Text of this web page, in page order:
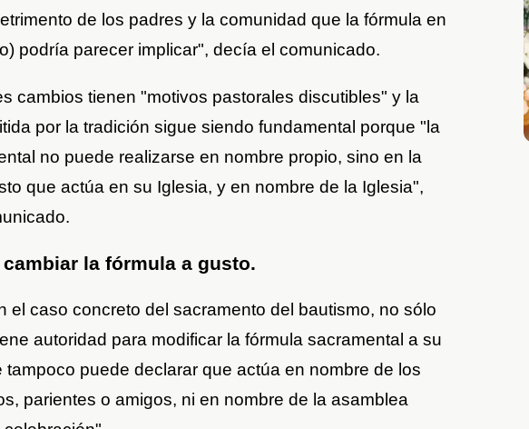
de los padres y la comunidad que la fórmula en
podría parecer implicar", decía el comunicado.
cambios tienen "motivos pastorales discutibles" y la
por la tradición sigue siendo fundamental porque "la
no puede realizarse en nombre propio, sino en la
que actúa en su Iglesia, y en nombre de la Iglesia",
cambiar la fórmula a gusto.
el caso concreto del sacramento del bautismo, no sólo
autoridad para modificar la fórmula sacramental a su
tampoco puede declarar que actúa en nombre de los
parientes o amigos, ni en nombre de la asamblea